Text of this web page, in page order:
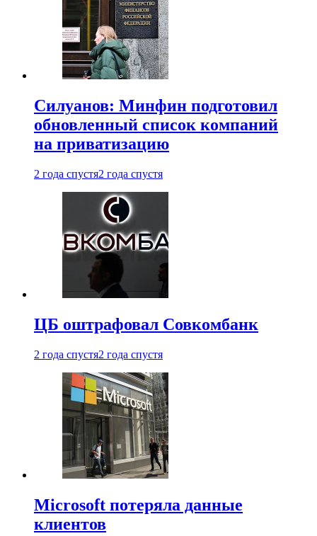
Силуанов: Минфин подготовил
обновленный список компаний
на приватизацию
2 года спустя2 года спустя
ЦБ оштрафовал Совкомбанк
2 года спустя2 года спустя
Microsoft потеряла данные
клиентов